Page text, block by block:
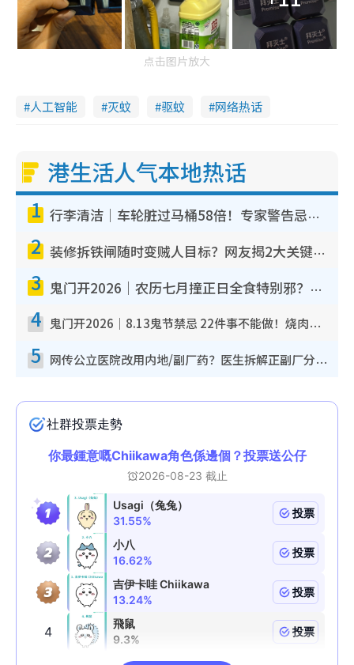
点击图片放大
人工智能 灭蚊 驱蚊 网络热话
港生活人气本地热话
1 行李清洁｜车轮脏过马桶58倍！专家警告忌用酒精擦 教1招免脏手除菌
2 装修拆铁闸随时变贼人目标？网友揭2大关键用途：装新款等于白装？附新旧铁闸分别
3 鬼门开2026｜农历七月撞正日全食特别邪？专家警告切忌做一事！揭4大禁忌+2招保平安
4 鬼门开2026｜8.13鬼节禁忌 22件事不能做！烧肉、刺身要少食？半夜勿吹口哨/打给个电话
5 网传公立医院改用内地/副厂药？医生拆解正副厂分别，揭4类人换药随时出事